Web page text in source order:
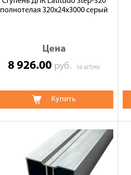
полнотелая 320х24х3000 серый
Цена
8 926.00 руб.за штуку
Купить